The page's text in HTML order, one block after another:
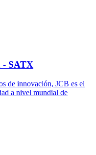
- SATX
de innovación, JCB es el
a nivel mundial de